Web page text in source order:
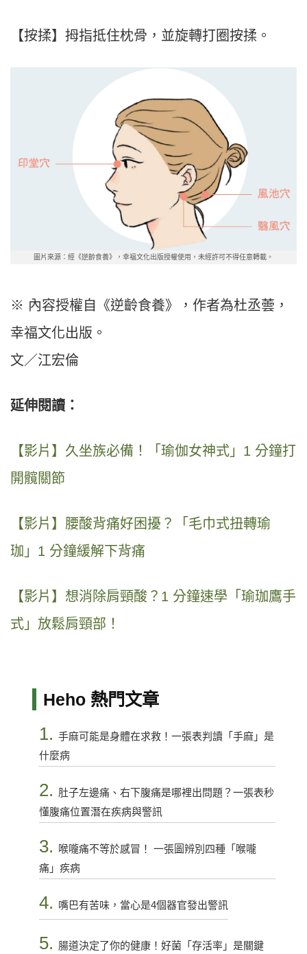
【按揉】拇指抵住枕骨，並旋轉打圈按揉。
圖片來源：經《逆齡食養》，幸福文化出版授權使用，未經許可不得任意轉載。
※ 內容授權自《逆齡食養》，作者為杜丞蕓，
幸福文化出版。
文／江宏倫
延伸閱讀：
【影片】久坐族必備！「瑜伽女神式」1 分鐘打
開髖關節
【影片】腰酸背痛好困擾？「毛巾式扭轉瑜
珈」1 分鐘緩解下背痛
【影片】想消除肩頸酸？1 分鐘速學「瑜珈鷹手
式」放鬆肩頸部！
Heho 熱門文章
1. 手麻可能是身體在求救！一張表判讀「手麻」是
什麼病
2. 肚子左邊痛、右下腹痛是哪裡出問題？一張表秒
懂腹痛位置潛在疾病與警訊
3.
喉嚨痛不等於感冒！ 一張圖辨別四種「喉嚨
痛」疾病
4. 嘴巴有苦味，當心是4個器官發出警訊
5. 腸道決定了你的健康！好菌「存活率」是關鍵